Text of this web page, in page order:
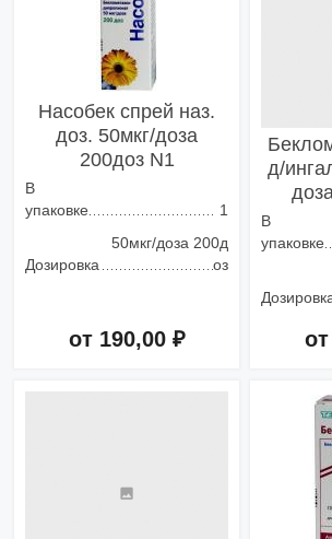
Насобек спрей наз.
доз. 50мкг/доза
200доз N1
В
упаковке
1
Дозировка
50мкг/доза 200д
оз
от 190,00 ₽
д/
В
упаковке